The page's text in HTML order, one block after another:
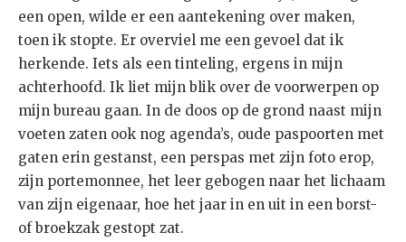
een open, wilde er een aantekening over maken,
toen ik stopte. Er overviel me een gevoel dat ik
herkende. Iets als een tinteling, ergens in mijn
achterhoofd. Ik liet mijn blik over de voorwerpen op
mijn bureau gaan. In de doos op de grond naast mijn
voeten zaten ook nog agenda’s, oude paspoorten met
gaten erin gestanst, een perspas met zijn foto erop,
zijn portemonnee, het leer gebogen naar het lichaam
van zijn eigenaar, hoe het jaar in en uit in een borst-
of broekzak gestopt zat.